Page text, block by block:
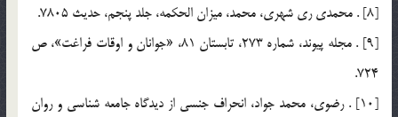
[8] . محمدي ري شهري، محمد، ميزان الحكمه، جلد پنجم، حديث 7805.
[9] . مجله پيوند، شماره 273، تابستان 81، «جوانان و اوقات فراغت»، ص
724.
[10] . رضوي، محمد جواد، انحراف جنسي از ديدگاه جامعه شناسي و روان